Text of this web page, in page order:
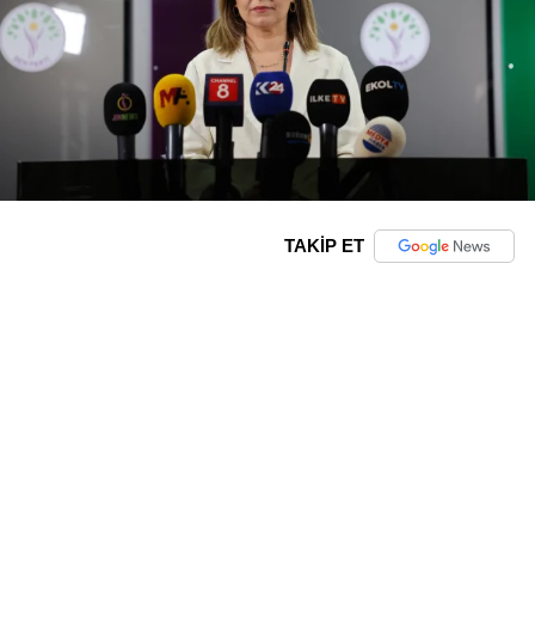
TAKİP ET